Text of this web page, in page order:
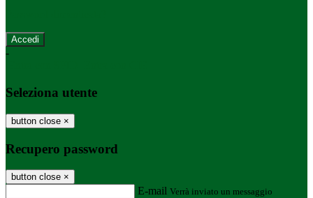
-
Seleziona utente
button close ×
Recupero password
button close ×
E-mail Verrà inviato un messaggio